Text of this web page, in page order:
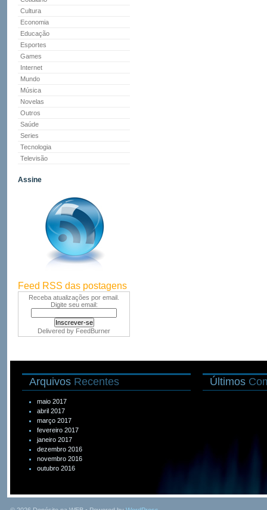
Cultura
Economia
Educação
Esportes
Games
Internet
Mundo
Música
Novelas
Outros
Saúde
Series
Tecnologia
Televisão
Assine
Feed RSS das postagens
Receba atualizações por email.
Digite seu email:
Delivered by FeedBurner
Arquivos Recentes
maio 2017
abril 2017
março 2017
fevereiro 2017
janeiro 2017
dezembro 2016
novembro 2016
outubro 2016
Últimos